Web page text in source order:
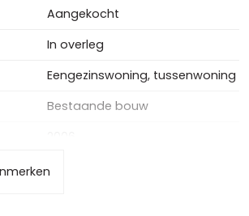
Aangekocht
In overleg
Eengezinswoning, tussenwoning
Bestaande bouw
en inhoud